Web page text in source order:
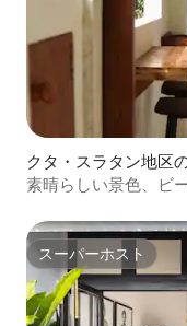
クタ・スラタン地区
素晴らしい景色、ビ
スーパーホスト
スーパーホスト